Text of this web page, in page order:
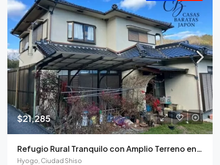
$21,285
Refugio Rural Tranquilo con Amplio Terreno en Shiso, Hyogo
Hyogo, Ciudad Shiso